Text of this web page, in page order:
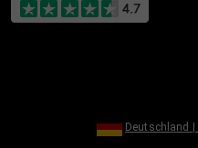
Deutschland |